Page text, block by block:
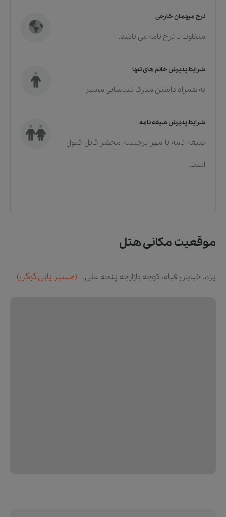
نرخ میهمان خارجی
متفاوت با نرخ نامه می باشد.
شرایط پذیرش خانم های تنها
به همراه داشتن مدرک شناسایی معتبر
شرایط پذیرش صیغه نامه
صیغه نامه با مهر برجسته محضر قابل قبول
است.
موقعیت مکانی هتل
یزد، خیابان قیام، کوچه بازارچه پنجه علی. (مسیر یابی گوگل)